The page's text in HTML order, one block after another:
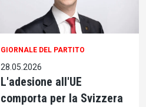
GIORNALE DEL PARTITO
28.05.2026
L'adesione all'UE
comporta per la Svizzera